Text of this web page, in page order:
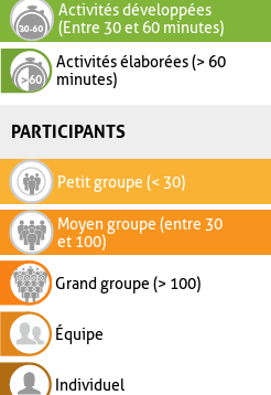
Activités développées
(Entre 30 et 60 minutes)
Activités élaborées (> 60
minutes)
PARTICIPANTS
Petit groupe (< 30)
Moyen groupe (entre 30
et 100)
Grand groupe (> 100)
Équipe
Individuel